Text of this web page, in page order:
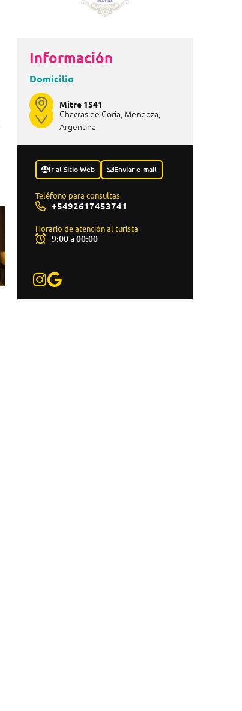
Información
Domicilio
Mitre 1541
Chacras de Coria, Mendoza,
Argentina
Teléfono para consultas
+5492617453741
Horario de atención al turista
9:00 a 00:00
Ir al Sitio Web Enviar e-mail